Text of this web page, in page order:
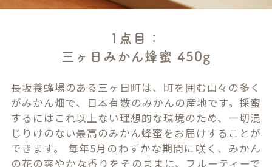
1点目：
三ヶ日みかん蜂蜜 450g
長坂養蜂場のある三ヶ日町は、町を囲む山々の多く
がみかん畑で、日本有数のみかんの産地です。採蜜
するにはこれ以上ない理想的な環境のため、一切混
じりけのない最高のみかん蜂蜜をお届けすることが
できます。 毎年5月のわずかな期間に咲く、みかん
の花の爽やかな香りをそのままに、フルーティーで